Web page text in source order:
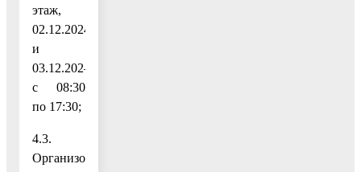
этаж,
02.12.2024
и
03.12.202–
с 08:30
по 17:30;
4.3.
Организовать